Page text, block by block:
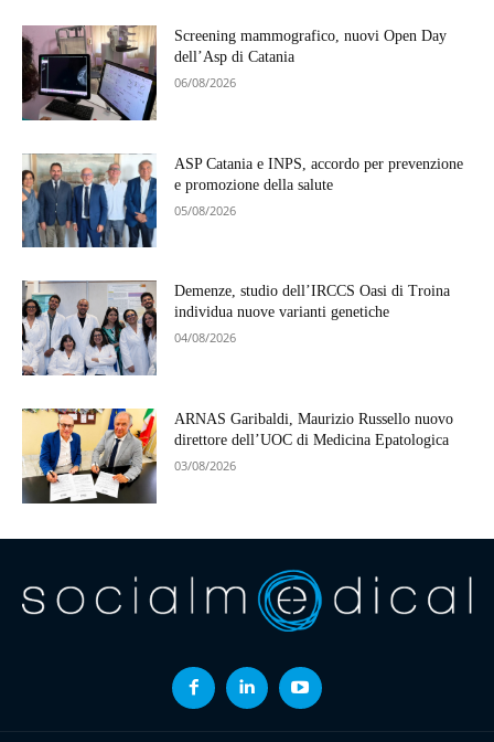
Screening mammografico, nuovi Open Day
dell’Asp di Catania
06/08/2026
ASP Catania e INPS, accordo per prevenzione
e promozione della salute
05/08/2026
Demenze, studio dell’IRCCS Oasi di Troina
individua nuove varianti genetiche
04/08/2026
ARNAS Garibaldi, Maurizio Russello nuovo
direttore dell’UOC di Medicina Epatologica
03/08/2026